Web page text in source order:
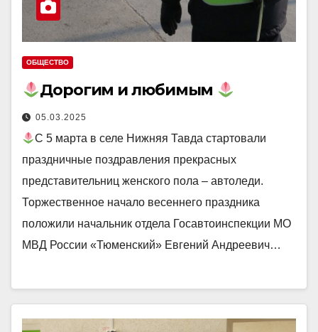
ОБЩЕСТВО
Дорогим и любимым
05.03.2025
С 5 марта в селе Нижняя Тавда стартовали
праздничные поздравления прекрасных
представительниц женского пола – автоледи.
Торжественное начало весеннего праздника
положили начальник отдела Госавтоинспекции МО
МВД России «Тюменский» Евгений Андреевич…